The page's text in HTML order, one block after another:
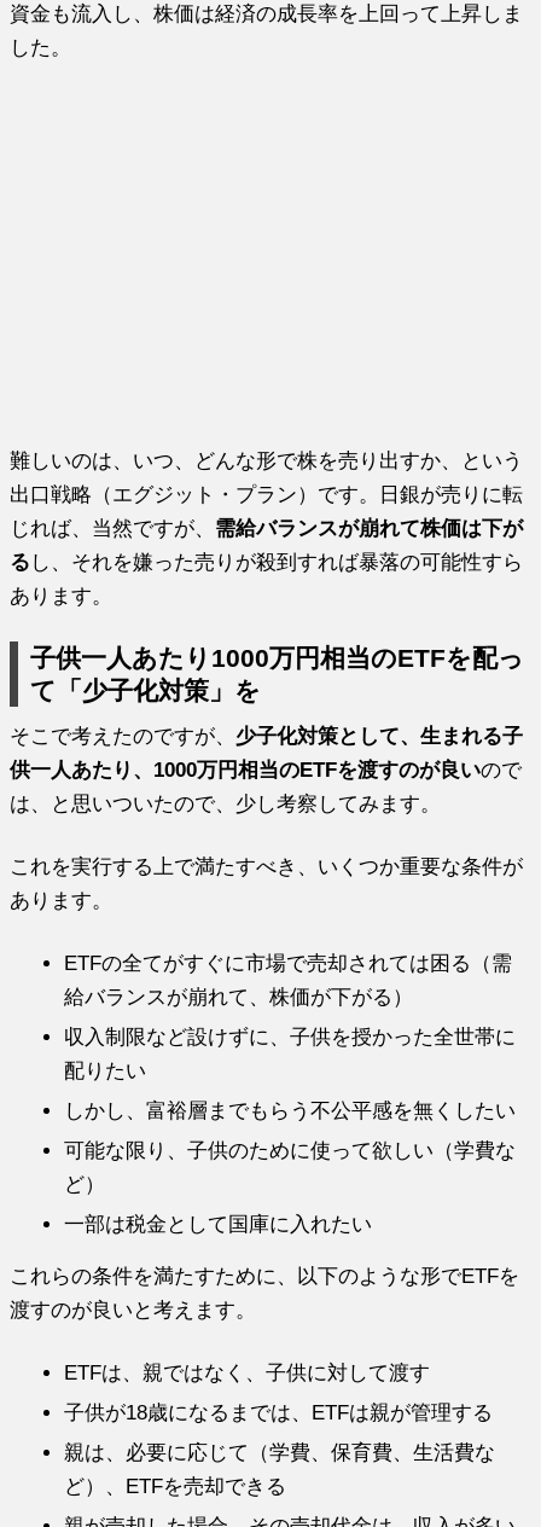
資金も流入し、株価は経済の成長率を上回って上昇しま
した。
難しいのは、いつ、どんな形で株を売り出すか、という
出口戦略（エグジット・プラン）です。日銀が売りに転
じれば、当然ですが、 需給バランスが崩れて株価は下が
る し、それを嫌った売りが殺到すれば暴落の可能性すら
あります。
子供一人あたり1000万円相当のETFを配っ
て「少子化対策」を
そこで考えたのですが、 少子化対策として、生まれる子
供一人あたり、1000万円相当のETFを渡すのが良いので
は、と思いついたので、少し考察してみます。
これを実行する上で満たすべき、いくつか重要な条件が
あります。
ETFの全てがすぐに市場で売却されては困る（需
給バランスが崩れて、株価が下がる）
収入制限など設けずに、子供を授かった全世帯に
配りたい
しかし、富裕層までもらう不公平感を無くしたい
可能な限り、子供のために使って欲しい（学費な
ど）
一部は税金として国庫に入れたい
これらの条件を満たすために、以下のような形でETFを
渡すのが良いと考えます。
ETFは、親ではなく、子供に対して渡す
子供が18歳になるまでは、ETFは親が管理する
親は、必要に応じて（学費、保育費、生活費な
ど）、ETFを売却できる